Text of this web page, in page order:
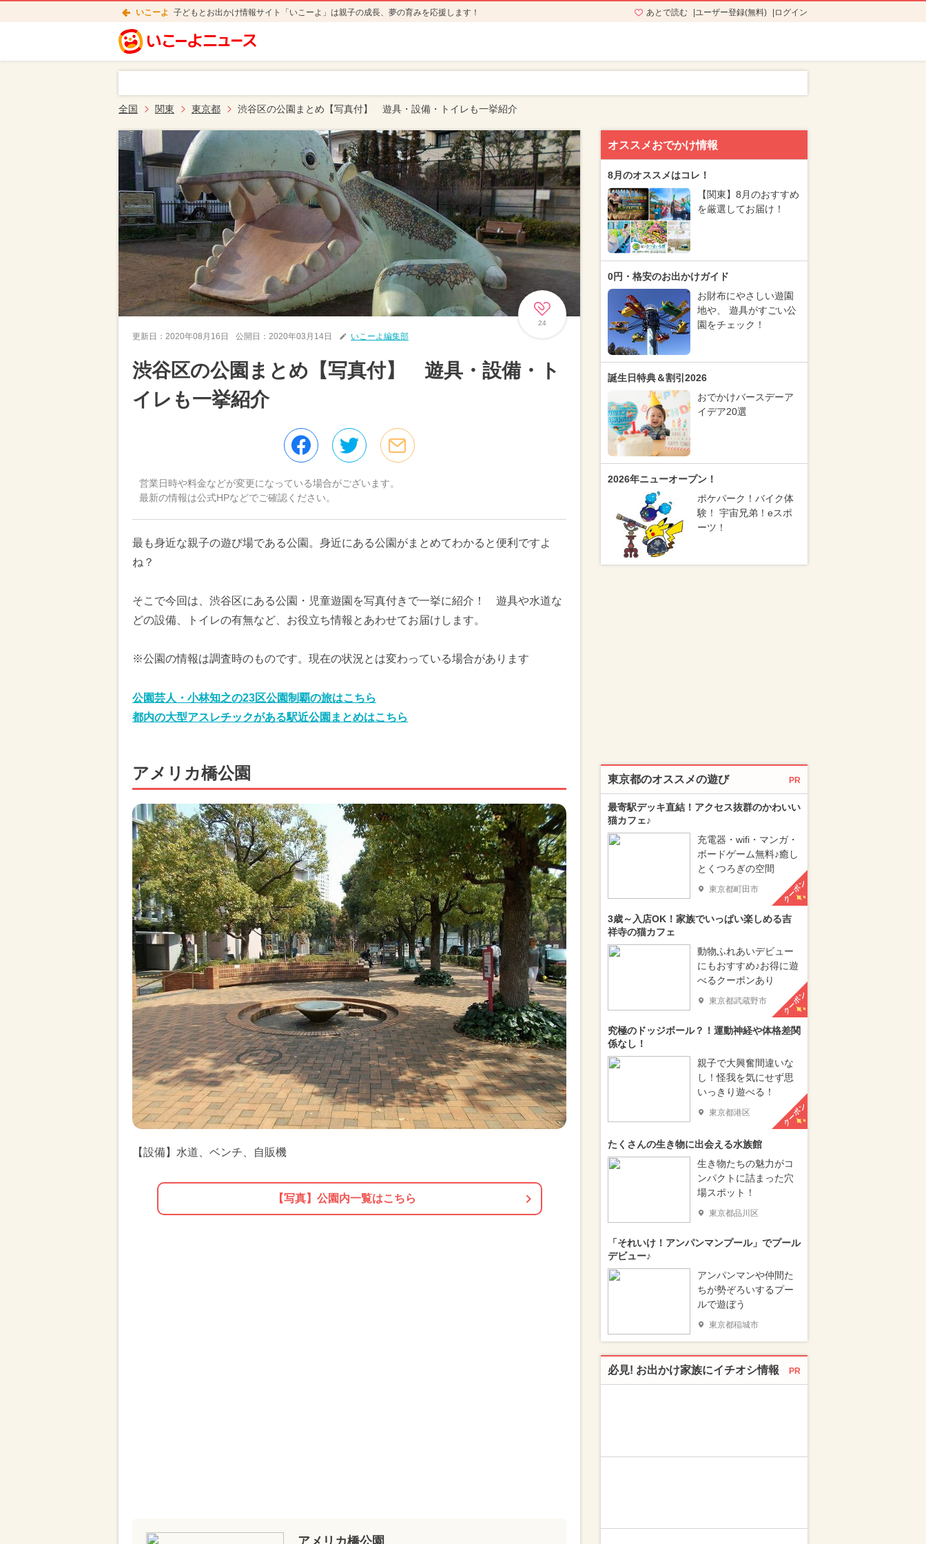
いこーよ 子どもとお出かけ情報サイト「いこーよ」は親子の成長、夢の育みを応援します！ あとで読む ユーザー登録(無料) ログイン
全国 関東 東京都 渋谷区の公園まとめ【写真付】 遊具・設備・トイレも一挙紹介
24
更新日： 2020年08月16日 公開日： 2020年03月14日 いこーよ編集部
渋谷区の公園まとめ【写真付】 遊具・設備・ト
イレも一挙紹介
営業日時や料金などが変更になっている場合がございます。
最新の情報は公式HPなどでご確認ください。
最も身近な親子の遊び場である公園。身近にある公園がまとめてわかると便利ですよ
ね？
そこで今回は、渋谷区にある公園・児童遊園を写真付きで一挙に紹介！ 遊具や水道な
どの設備、トイレの有無など、お役立ち情報とあわせてお届けします。
※公園の情報は調査時のものです。現在の状況とは変わっている場合があります
公園芸人・小林知之の23区公園制覇の旅はこちら
都内の大型アスレチックがある駅近公園まとめはこちら
アメリカ橋公園
【設備】水道、ベンチ、自販機
【写真】公園内一覧はこちら
オススメおでかけ情報
8月のオススメはコレ！
【関東】8月のおすすめ
を厳選してお届け！
0円・格安のお出かけガイド
お財布にやさしい遊園
地や、 遊具がすごい公
園をチェック！
誕生日特典＆割引2026
おでかけバースデーア
イデア20選
2026年ニューオープン！
ポケパーク！バイク体
験！ 宇宙兄弟！eスポ
ーツ！
東京都のオススメの遊び PR
最寄駅デッキ直結！アクセス抜群のかわいい
猫カフェ♪
充電器・wifi・マンガ・
ボードゲーム無料♪癒し
とくつろぎの空間
東京都町田市 クーポン
3歳～入店OK！家族でいっぱい楽しめる吉
祥寺の猫カフェ
動物ふれあいデビュー
にもおすすめ♪お得に遊
べるクーポンあり
東京都武蔵野市 クーポン
究極のドッジボール？！運動神経や体格差関
係なし！
親子で大興奮間違いな
し！怪我を気にせず思
いっきり遊べる！
東京都港区 クーポン
たくさんの生き物に出会える水族館
生き物たちの魅力がコ
ンパクトに詰まった穴
場スポット！
東京都品川区
「それいけ！アンパンマンプール」でプール
デビュー♪
アンパンマンや仲間た
ちが勢ぞろいするプー
ルで遊ぼう
東京都稲城市
必見! お出かけ家族にイチオシ情報 PR